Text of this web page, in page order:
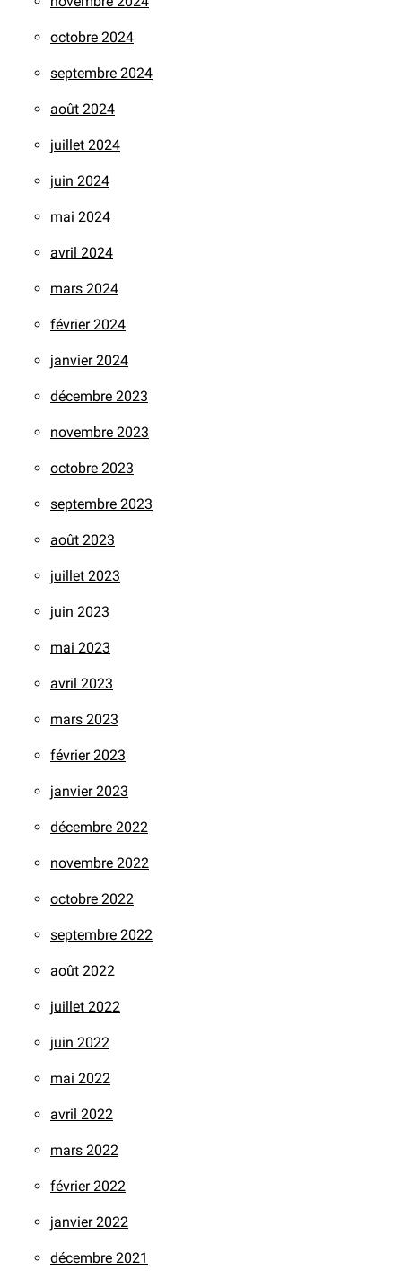
octobre 2024
septembre 2024
août 2024
juillet 2024
juin 2024
mai 2024
avril 2024
mars 2024
février 2024
janvier 2024
décembre 2023
novembre 2023
octobre 2023
septembre 2023
août 2023
juillet 2023
juin 2023
mai 2023
avril 2023
mars 2023
février 2023
janvier 2023
décembre 2022
novembre 2022
octobre 2022
septembre 2022
août 2022
juillet 2022
juin 2022
mai 2022
avril 2022
mars 2022
février 2022
janvier 2022
décembre 2021